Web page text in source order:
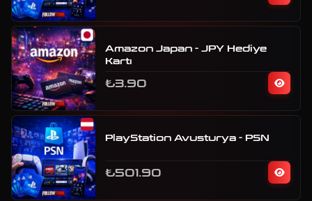
Amazon Japan - JPY Hediye
Kartı
₺3.90
PlayStation Avusturya - PSN
₺501.90